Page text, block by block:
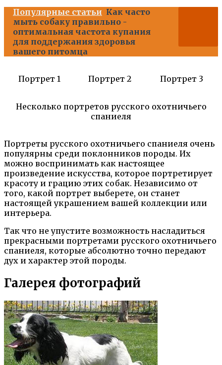
Популярные статьи Как часто
мыть собаку правильно -
оптимальная частота купания
для поддержания здоровья
вашего питомца
Портрет 1 Портрет 2 Портрет 3
Несколько портретов русского охотничьего
спаниеля
Портреты русского охотничьего спаниеля очень
популярны среди поклонников породы. Их
можно воспринимать как настоящее
произведение искусства, которое портретирует
красоту и грацию этих собак. Независимо от
того, какой портрет выберете, он станет
настоящей украшением вашей коллекции или
интерьера.
Так что не упустите возможность насладиться
прекрасными портретами русского охотничьего
спаниеля, которые абсолютно точно передают
дух и характер этой породы.
Галерея фотографий